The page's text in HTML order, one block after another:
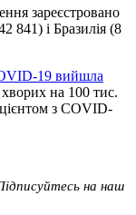
зареєстровано
841) і Бразилія (8
19 вийшла
хворих на 100 тис.
з COVID-
на наш